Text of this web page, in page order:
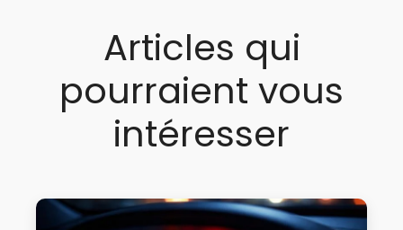
Articles qui
pourraient vous
intéresser